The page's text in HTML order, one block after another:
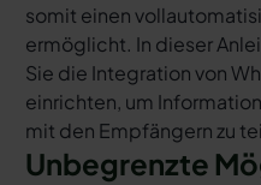
somit einen
ermöglicht. In dieser
Sie die Integration von
einrichten, um
mit den Empfängern zu
Unbegrenzte